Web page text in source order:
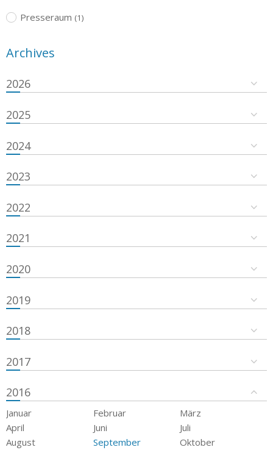
Presseraum (1)
Archives
2026
2025
2024
2023
2022
2021
2020
2019
2018
2017
2016
Januar Februar
März
April
Juni
Juli
August
September
Oktober